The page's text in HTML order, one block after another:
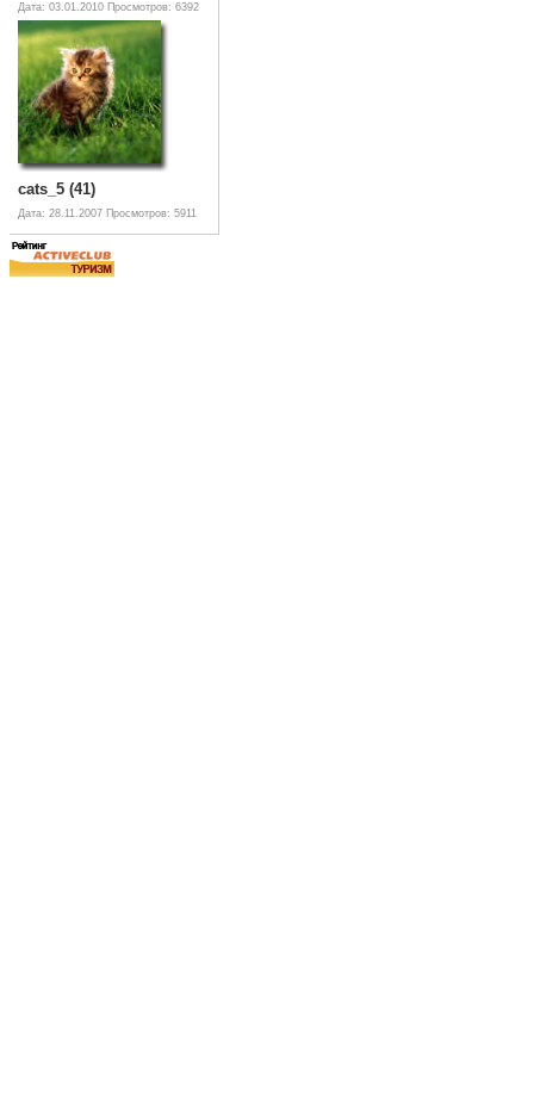
Дата: 03.01.2010 Просмотров: 6392
cats_5 (41)
Дата: 28.11.2007 Просмотров: 5911